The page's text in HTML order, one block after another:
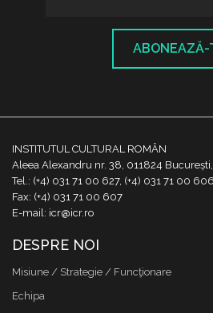
ABONEAZĂ-
INSTITUTUL CULTURAL ROMÂN
Aleea Alexandru nr. 38, 011824
Tel.: (+4) 031 71 00 627, (+4) 031 71 00 606
Fax: (+4) 031 71 00 607
E-mail: icr@icr.ro
DESPRE NOI
Misiune / Strategie / Funcţionare
Echipa